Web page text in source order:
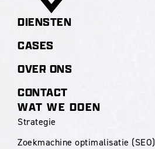
DIENSTEN
CASES
OVER ONS
CONTACT
WAT WE DOEN
Strategie
Zoekmachine optimalisatie (SEO)